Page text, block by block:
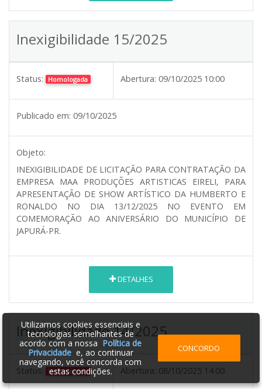
Inexigibilidade 15/2025
Status: Homologada Abertura: 09/10/2025 10:00
Publicado em: 09/10/2025
Objeto:
INEXIGIBILIDADE DE LICITAÇÃO PARA CONTRATAÇÃO DA
EMPRESA MAA PRODUÇÕES ARTISTICAS EIRELI, PARA
APRESENTAÇÃO DE SHOW ARTÍSTICO DA HUMBERTO E
RONALDO NO DIA 13/12/2025 NO EVENTO EM
COMEMORAÇÃO AO ANIVERSÁRIO DO MUNICÍPIO DE
JAPURÁ-PR.
DETALHES
Inexigibilidade 14/2025
Status: Homologada Abertura: 08/10/2025 14:00
Utilizamos cookies essenciais e
tecnologias semelhantes de
acordo com a nossa Política de
Privacidadee, ao continuar
navegando, você concorda com
estas condições.
CONCORDO